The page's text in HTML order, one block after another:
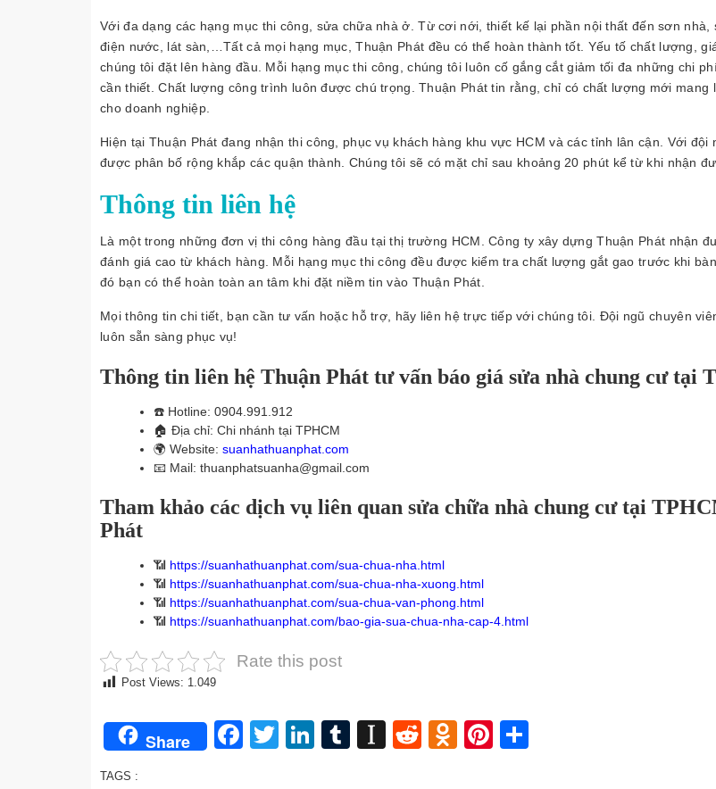
Với đa dạng các hạng mục thi công, sửa chữa nhà ở. Từ cơi nới, thiết kế lại phần nội thất đến sơn nhà,
điện nước, lát sàn,…Tất cả mọi hạng mục, Thuận Phát đều có thể hoàn thành tốt. Yếu tố chất lượng,
chúng tôi đặt lên hàng đầu. Mỗi hạng mục thi công, chúng tôi luôn cố gắng cắt giảm tối đa những chi
cần thiết. Chất lượng công trình luôn được chú trọng. Thuận Phát tin rằng, chỉ có chất lượng mới mang
cho doanh nghiệp.
Hiện tại Thuận Phát đang nhận thi công, phục vụ khách hàng khu vực HCM và các tỉnh lân cận. Với đội
được phân bố rộng khắp các quận thành. Chúng tôi sẽ có mặt chỉ sau khoảng 20 phút kể từ khi nhận
Thông tin liên hệ
Là một trong những đơn vị thi công hàng đầu tại thị trường HCM. Công ty xây dựng Thuận Phát nhận
đánh giá cao từ khách hàng. Mỗi hạng mục thi công đều được kiểm tra chất lượng gắt gao trước khi
đó bạn có thể hoàn toàn an tâm khi đặt niềm tin vào Thuận Phát.
Mọi thông tin chi tiết, bạn cần tư vấn hoặc hỗ trợ, hãy liên hệ trực tiếp với chúng tôi. Đội ngũ chuyên
luôn sẵn sàng phục vụ!
Thông tin liên hệ Thuận Phát tư vấn báo giá sửa nhà chung cư tại
☎️ Hotline: 0904.991.912
🏠 Địa chỉ: Chi nhánh tại TPHCM
🌍 Website: suanhathuanphat.com
📧 Mail: thuanphatsuanha@gmail.com
Tham khảo các dịch vụ liên quan sửa chữa nhà chung cư tại
Phát
📶 https://suanhathuanphat.com/sua-chua-nha.html
📶 https://suanhathuanphat.com/sua-chua-nha-xuong.html
📶 https://suanhathuanphat.com/sua-chua-van-phong.html
📶 https://suanhathuanphat.com/bao-gia-sua-chua-nha-cap-4.html
Rate this post
Post Views: 1.049
Share Facebook
TwitterLinkedIn
Tumblr
Instapaper
RedditOdnoklassniki
Pinterest
TAGS :